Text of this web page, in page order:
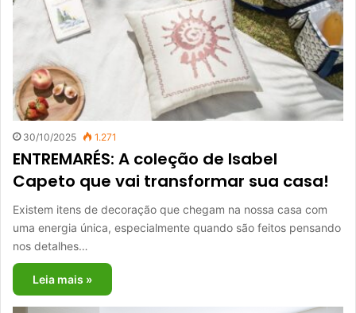
30/10/2025 1.271
ENTREMARÉS: A coleção de Isabel
Capeto que vai transformar sua casa!
Existem itens de decoração que chegam na nossa casa com
uma energia única, especialmente quando são feitos pensando
nos detalhes…
Leia mais »